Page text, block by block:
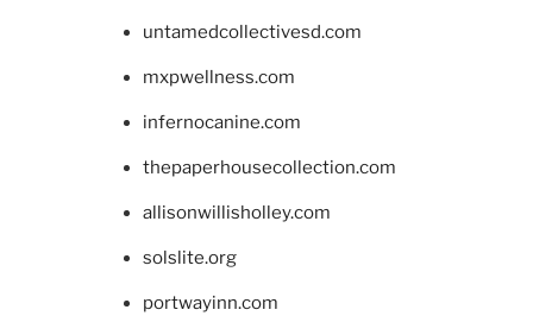
untamedcollectivesd.com
mxpwellness.com
infernocanine.com
thepaperhousecollection.com
allisonwillisholley.com
solslite.org
portwayinn.com